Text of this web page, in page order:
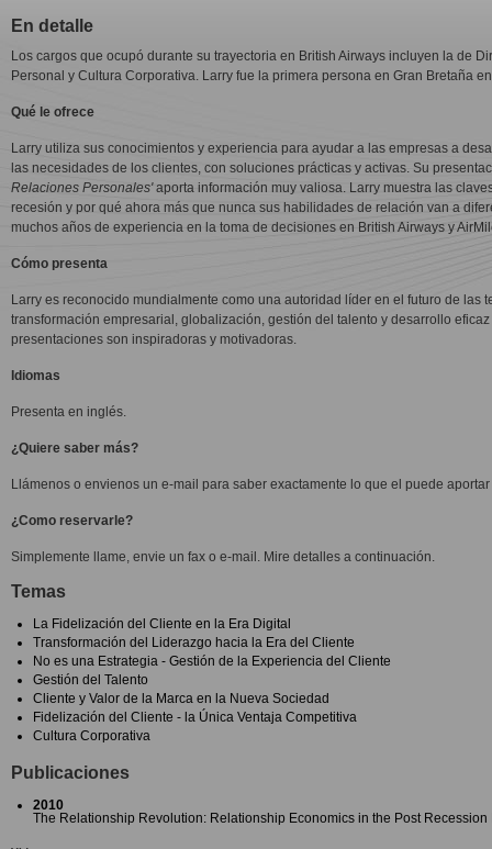
En detalle
Los cargos que ocupó durante su trayectoria en British Airways incluyen la de
Personal y Cultura Corporativa. Larry fue la primera persona en Gran Bretaña
Qué le ofrece
Larry utiliza sus conocimientos y experiencia para ayudar a las empresas a
las necesidades de los clientes, con soluciones prácticas y activas. Su
Relaciones Personales'aporta información muy valiosa. Larry muestra las
recesión y por qué ahora más que nunca sus habilidades de relación van a
muchos años de experiencia en la toma de decisiones en British Airways y
Cómo presenta
Larry es reconocido mundialmente como una autoridad líder en el futuro de las
transformación empresarial, globalización, gestión del talento y desarrollo
presentaciones son inspiradoras y motivadoras.
Idiomas
Presenta en inglés.
¿Quiere saber más?
Llámenos o envienos un e-mail para saber exactamente lo que el puede
¿Como reservarle?
Simplemente llame, envie un fax o e-mail. Mire detalles a continuación.
Temas
La Fidelización del Cliente en la Era Digital
Transformación del Liderazgo hacia la Era del Cliente
No es una Estrategia - Gestión de la Experiencia del Cliente
Gestión del Talento
Cliente y Valor de la Marca en la Nueva Sociedad
Fidelización del Cliente - la Única Ventaja Competitiva
Cultura Corporativa
Publicaciones
2010
The Relationship Revolution: Relationship Economics in the Post Recession